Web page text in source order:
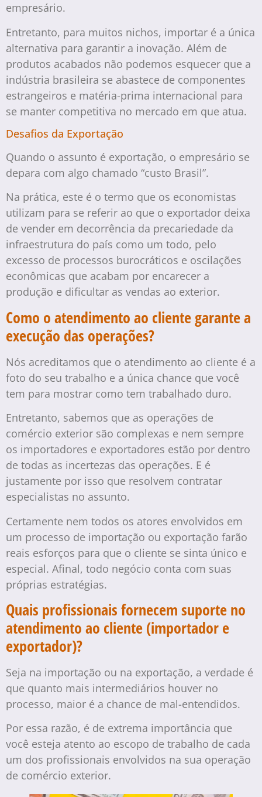
empresário.
Entretanto, para muitos nichos, importar é a única
alternativa para garantir a inovação. Além de
produtos acabados não podemos esquecer que a
indústria brasileira se abastece de componentes
estrangeiros e matéria-prima internacional para
se manter competitiva no mercado em que atua.
Desafios da Exportação
Quando o assunto é exportação, o empresário se
depara com algo chamado “custo Brasil”.
Na prática, este é o termo que os economistas
utilizam para se referir ao que o exportador deixa
de vender em decorrência da precariedade da
infraestrutura do país como um todo, pelo
excesso de processos burocráticos e oscilações
econômicas que acabam por encarecer a
produção e dificultar as vendas ao exterior.
Como o atendimento ao cliente garante a
execução das operações?
Nós acreditamos que o atendimento ao cliente é a
foto do seu trabalho e a única chance que você
tem para mostrar como tem trabalhado duro.
Entretanto, sabemos que as operações de
comércio exterior são complexas e nem sempre
os importadores e exportadores estão por dentro
de todas as incertezas das operações. E é
justamente por isso que resolvem contratar
especialistas no assunto.
Certamente nem todos os atores envolvidos em
um processo de importação ou exportação farão
reais esforços para que o cliente se sinta único e
especial. Afinal, todo negócio conta com suas
próprias estratégias.
Quais profissionais fornecem suporte no
atendimento ao cliente (importador e
exportador)?
Seja na importação ou na exportação, a verdade é
que quanto mais intermediários houver no
processo, maior é a chance de mal-entendidos.
Por essa razão, é de extrema importância que
você esteja atento ao escopo de trabalho de cada
um dos profissionais envolvidos na sua operação
de comércio exterior.